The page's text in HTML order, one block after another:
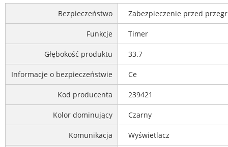
Bezpieczeństwo Zabezpieczenie przed
Funkcje Timer
Głębokość produktu 33.7
Informacje o bezpieczeństwie Ce
Kod producenta 239421
Kolor dominujący Czarny
Komunikacja
Wyświetlacz